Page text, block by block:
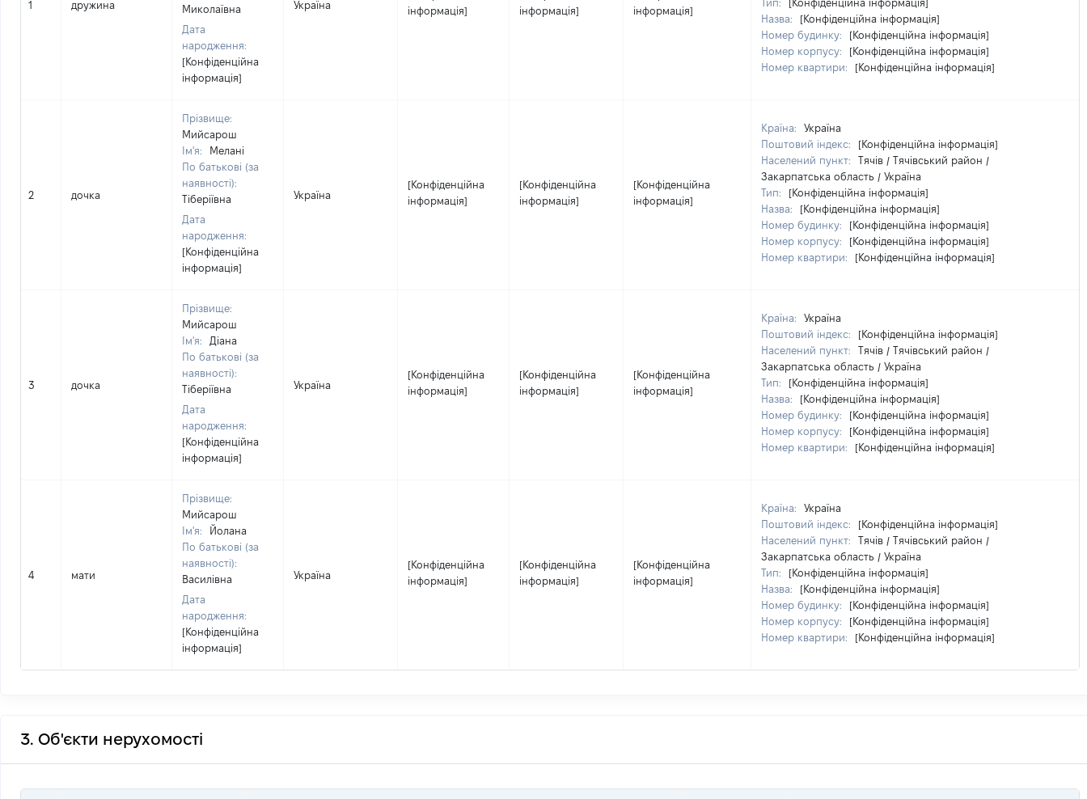
1 дружина
Миколаївна
Дата
народження:
[Конфіденційна
інформація]
Україна
інформація]
інформація]
інформація]
Тип:
[Конфіденційна інформація]
Назва:
[Конфіденційна інформація]
Номер будинку:
[Конфіденційна інформація]
Номер корпусу:
[Конфіденційна інформація]
Номер квартири:
[Конфіденційна інформація]
2 дочка
Прізвище:
Мийсарош
Ім'я:
Мелані
По батькові (за
наявності):
Тіберіївна
Дата
народження:
[Конфіденційна
інформація]
Україна
[Конфіденційна
інформація]
[Конфіденційна
інформація]
[Конфіденційна
інформація]
Країна:
Україна
Поштовий індекс:
[Конфіденційна інформація]
Населений пункт:
Тячів / Тячівський район /
Закарпатська область / Україна
Тип:
[Конфіденційна інформація]
Назва:
[Конфіденційна інформація]
Номер будинку:
[Конфіденційна інформація]
Номер корпусу:
[Конфіденційна інформація]
Номер квартири:
[Конфіденційна інформація]
3 дочка
Прізвище:
Мийсарош
Ім'я:
Діана
По батькові (за
наявності):
Тіберіївна
Дата
народження:
[Конфіденційна
інформація]
Україна
[Конфіденційна
інформація]
[Конфіденційна
інформація]
[Конфіденційна
інформація]
Країна:
Україна
Поштовий індекс:
[Конфіденційна інформація]
Населений пункт:
Тячів / Тячівський район /
Закарпатська область / Україна
Тип:
[Конфіденційна інформація]
Назва:
[Конфіденційна інформація]
Номер будинку:
[Конфіденційна інформація]
Номер корпусу:
[Конфіденційна інформація]
Номер квартири:
[Конфіденційна інформація]
4 мати
Прізвище:
Мийсарош
Ім'я:
Йолана
По батькові (за
наявності):
Василівна
Дата
народження:
[Конфіденційна
інформація]
Україна
[Конфіденційна
інформація]
[Конфіденційна
інформація]
[Конфіденційна
інформація]
Країна:
Україна
Поштовий індекс:
[Конфіденційна інформація]
Населений пункт:
Тячів / Тячівський район /
Закарпатська область / Україна
Тип:
[Конфіденційна інформація]
Назва:
[Конфіденційна інформація]
Номер будинку:
[Конфіденційна інформація]
Номер корпусу:
[Конфіденційна інформація]
Номер квартири:
[Конфіденційна інформація]
3. Об'єкти нерухомості